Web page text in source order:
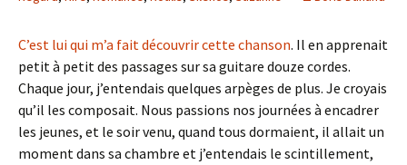
C’est lui qui m’a fait découvrir cette chanson. Il en apprenait
petit à petit des passages sur sa guitare douze cordes.
Chaque jour, j’entendais quelques arpèges de plus. Je croyais
qu’il les composait. Nous passions nos journées à encadrer
les jeunes, et le soir venu, quand tous dormaient, il allait un
moment dans sa chambre et j’entendais le scintillement,